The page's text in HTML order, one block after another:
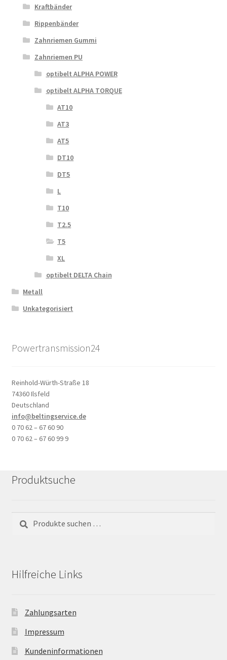
Kraftbänder
Rippenbänder
Zahnriemen Gummi
Zahnriemen PU
optibelt ALPHA POWER
optibelt ALPHA TORQUE
AT10
AT3
AT5
DT10
DT5
L
T10
T2.5
T5
XL
optibelt DELTA Chain
Metall
Unkategorisiert
Powertransmission24
Reinhold-Würth-Straße 18
74360 Ilsfeld
Deutschland
info@beltingservice.de
0 70 62 – 67 60 90
0 70 62 – 67 60 99 9
Produktsuche
nach:
Hilfreiche Links
Zahlungsarten
Impressum
Kundeninformationen